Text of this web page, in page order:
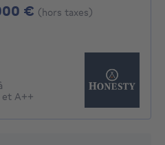
€ De 222000€ À
(hors taxes)
et A++